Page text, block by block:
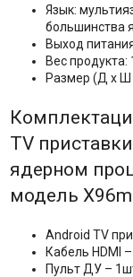
Язык:
большинства
Выход
Вес продукта:
Размер (Д х Ш
TV
ядерном
модель
Android TV
Кабель HDMI
Пульт ДУ –